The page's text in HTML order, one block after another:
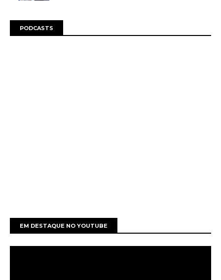
PODCASTS
EM DESTAQUE NO YOUTUBE